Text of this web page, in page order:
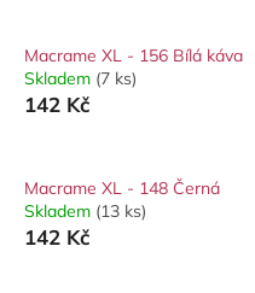
Macrame XL - 156 Bílá káva
Skladem (7 ks)
142 Kč
Macrame XL - 148 Černá
Skladem (13 ks)
142 Kč